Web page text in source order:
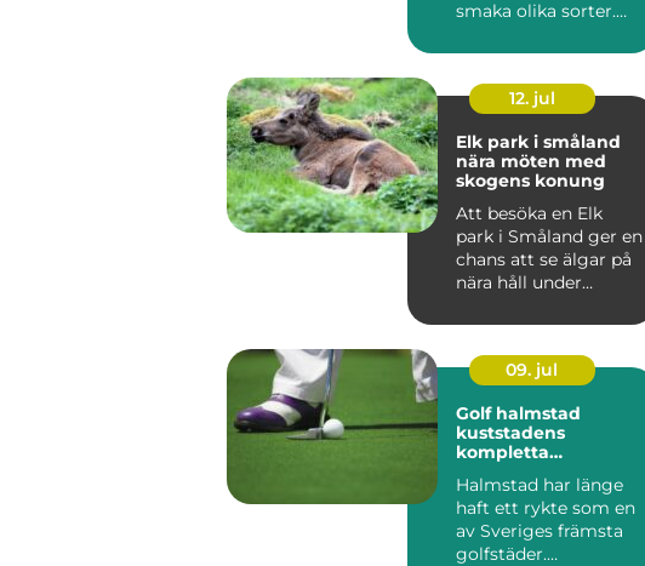
smaka olika sorter.
12. jul
Elk park i småland
nära möten med
skogens konung
Att besöka en Elk
park i Småland ger en
chans att se älgar på
nära håll under
for...
09. jul
Golf halmstad
kuststadens
kompletta
Halmstad har länge
haft ett rykte som en
av Sveriges främsta
golfstäder.